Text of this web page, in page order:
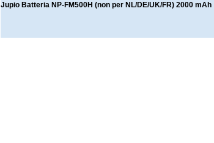
Jupio Batteria NP-FM500H (non per NL/DE/UK/FR) 2000 mAh